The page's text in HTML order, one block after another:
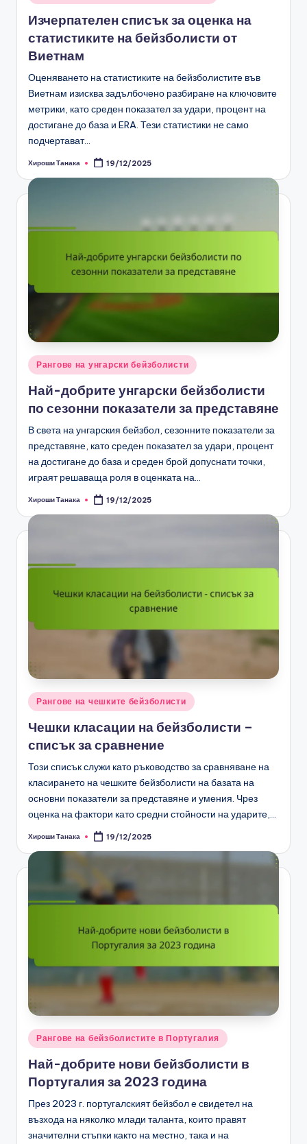
in
Изчерпателен списък за оценка на
статистиките на бейзболисти от
Виетнам
Оценяването на статистиките на бейзболистите във
Виетнам изисква задълбочено разбиране на ключовите
метрики, като среден показател за удари, процент на
достигане до база и ERA. Тези статистики не само
подчертават…
Posted
Хироши Танака 19/12/2025
Posted
in
Рангове на унгарски бейзболисти
Най-добрите унгарски бейзболисти
по сезонни показатели за представяне
В света на унгарския бейзбол, сезонните показатели за
представяне, като среден показател за удари, процент
на достигане до база и среден брой допуснати точки,
играят решаваща роля в оценката на…
Posted
Хироши Танака 19/12/2025
Posted
in
Рангове на чешките бейзболисти
Чешки класации на бейзболисти –
списък за сравнение
Този списък служи като ръководство за сравняване на
класирането на чешките бейзболисти на базата на
основни показатели за представяне и умения. Чрез
оценка на фактори като средни стойности на ударите,…
Posted
Хироши Танака 19/12/2025
Posted
in
Рангове на бейзболистите в Португалия
Най-добрите нови бейзболисти в
Португалия за 2023 година
През 2023 г. португалският бейзбол е свидетел на
възхода на няколко млади таланта, които правят
значителни стъпки както на местно, така и на